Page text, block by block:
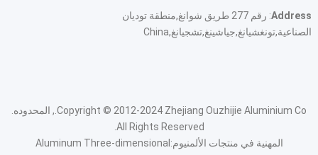
Address
: رقم 277 طريق شوانغ,منطقة توديان
الصناعية,تونغشيانغ,جياشينغ,تشجيانغ,China
Copyright © 2012-2024 Zhejiang Ouzhijie Aluminium Co.
, المحدوده.
All Rights Reserved
المهنية في منتجات الألمنيوم: Aluminum Three-dimensional